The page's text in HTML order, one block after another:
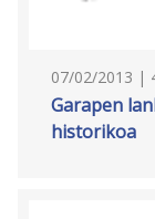
07/02/2013 |
Garapen
historikoa